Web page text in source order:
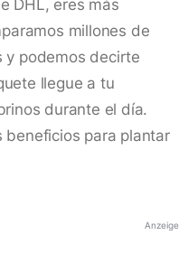
DHL, eres más
millones de
y podemos decirte
llegue a tu
durante el día.
beneficios para plantar
Anzeige